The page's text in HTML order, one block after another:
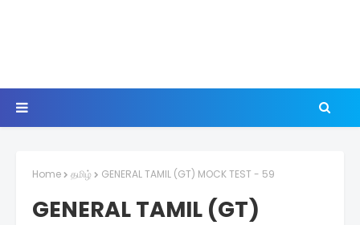
Home தமிழ் GENERAL TAMIL (GT) MOCK TEST - 59
GENERAL TAMIL (GT)